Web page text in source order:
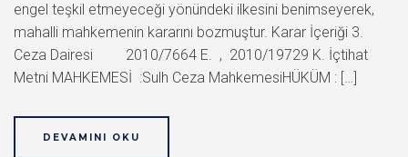
engel teşkil etmeyeceği yönündeki ilkesini benimseyerek,
mahalli mahkemenin kararını bozmuştur. Karar İçeriği 3.
Ceza Dairesi 2010/7664 E. , 2010/19729 K. İçtihat
Metni MAHKEMESİ :Sulh Ceza MahkemesiHÜKÜM : […]
DEVAMINI OKU